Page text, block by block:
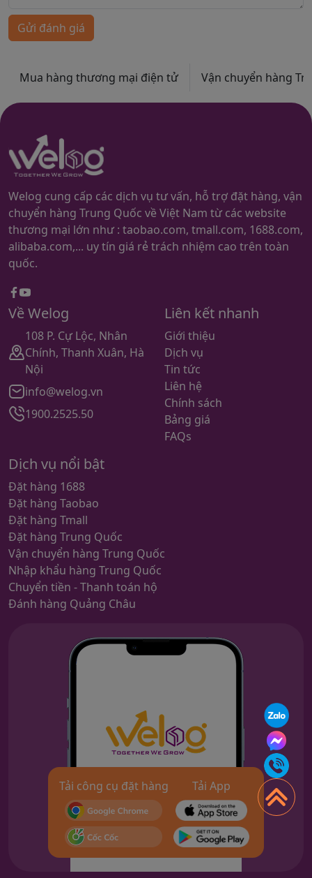
Gửi đánh giá
Mua hàng thương mại điện tử Vận chuyển hàng
Welog cung cấp các dịch vụ tư vấn, hỗ trợ đặt hàng, vận
chuyển hàng Trung Quốc về Việt Nam từ các website
thương mại lớn như : taobao.com, tmall.com, 1688.com,
alibaba.com,... uy tín giá rẻ trách nhiệm cao trên toàn
quốc.
Facebook
youtube
Về Welog
108 P. Cự Lộc, Nhân
Chính, Thanh Xuân, Hà
Nội
info@welog.vn
1900.2525.50
Liên kết nhanh
Giới thiệu
Dịch vụ
Tin tức
Liên hệ
Chính sách
Bảng giá
FAQs
Dịch vụ nổi bật
Đặt hàng 1688
Đặt hàng Taobao
Đặt hàng Tmall
Đặt hàng Trung Quốc
Vận chuyển hàng Trung Quốc
Nhập khẩu hàng Trung Quốc
Chuyển tiền - Thanh toán hộ
Đánh hàng Quảng Châu
Tải công cụ đặt hàng Tải App